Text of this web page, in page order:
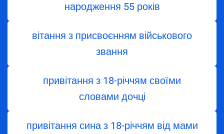
народження 55 років
вітання з присвоєнням військового
звання
привітання з 18-річчям своїми
словами дочці
привітання сина з 18-річчям від мами